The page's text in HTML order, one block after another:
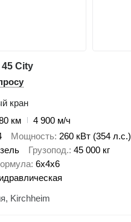
45 City
кран
км
4 900 м/ч
Мощность 260 кВт (354 л.с.)
Грузопод. 45 000 кг
6x4x6
Kirchheim